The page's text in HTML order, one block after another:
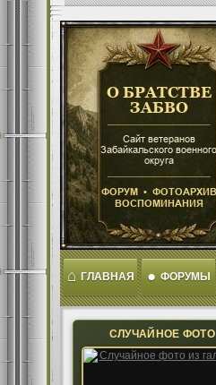
⌂ ГЛАВНАЯ ● ФОРУМЫ
СЛУЧАЙНОЕ ФОТО